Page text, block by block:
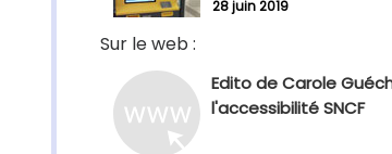
28 juin 2019
Sur le web :
Edito de Carole
l'accessibilité SNCF